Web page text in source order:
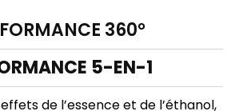
360°
5-EN-1
de l’essence et de l’éthanol,